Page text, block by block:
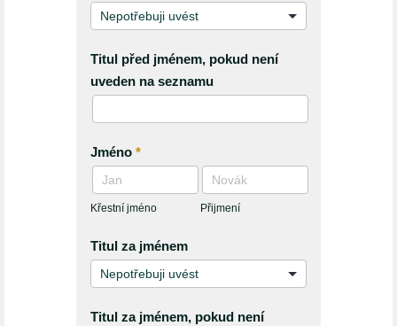
Titul před jménem, pokud není
uveden na seznamu
Jméno*
Křestní
jméno
Křestní jméno
Přijmení
Přijmení
Titul za jménem
Titul za jménem, pokud není